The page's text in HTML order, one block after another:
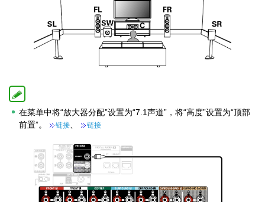
在菜单中将“放大器分配”设置为“7.1声道”，将“高度”设置为“顶部
前置”。
链接、 链接